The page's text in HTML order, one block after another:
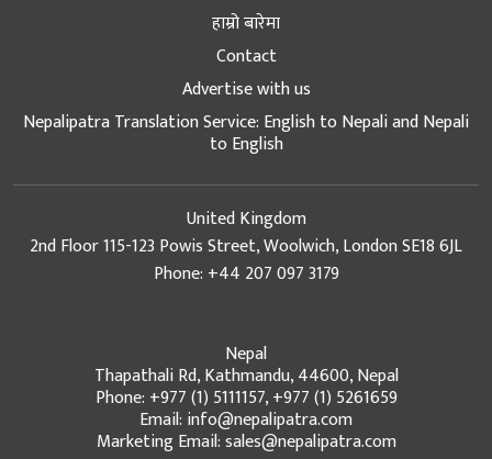
हाम्रो बारेमा
Contact
Advertise with us
Nepalipatra Translation Service: English to Nepali and Nepali
to English
United Kingdom
2nd Floor 115-123 Powis Street, Woolwich, London SE18 6JL
Phone: +44 207 097 3179
Nepal
Thapathali Rd, Kathmandu, 44600, Nepal
Phone: +977 (1) 5111157, +977 (1) 5261659
Email: info@nepalipatra.com
Marketing Email: sales@nepalipatra.com